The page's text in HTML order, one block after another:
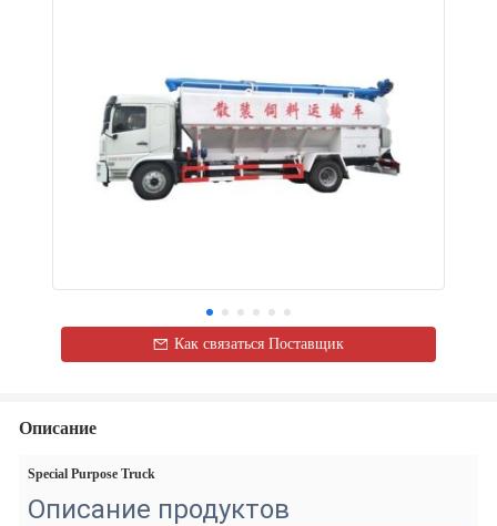
Как связаться Поставщик
Описание
Special Purpose Truck
Описание продуктов